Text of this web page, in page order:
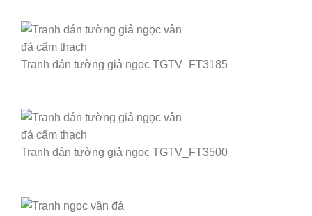
Tranh dán tường giả ngọc TGTV_FT3185
Tranh dán tường giả ngọc TGTV_FT3500